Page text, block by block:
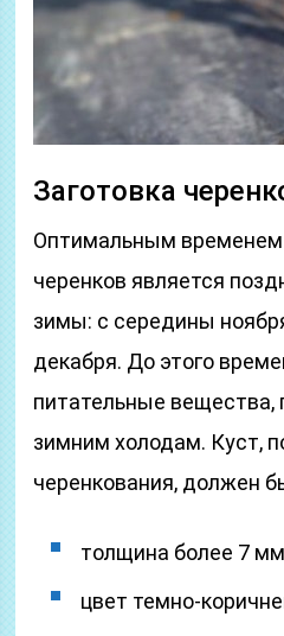
Заготовка
Оптимальным временем
черенков является
зимы: с середины
декабря. До этого
питательные вещества,
зимним холодам. Куст,
черенкования, должен
толщина более 7
цвет темно-